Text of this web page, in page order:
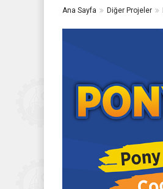
Ana Sayfa Diğer Projeler